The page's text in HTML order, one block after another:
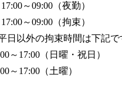
～09:00（夜勤）
～09:00（拘束）
日以外の拘束時間は下記で
～17:00（日曜・祝日）
～17:00（土曜）